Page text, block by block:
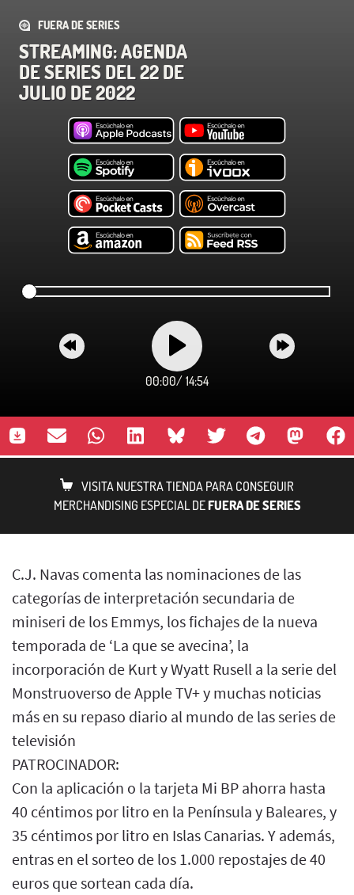
FUERA DE SERIES
STREAMING: AGENDA
DE SERIES DEL 22 DE
JULIO DE 2022
00:00/ 14:54
VISITA NUESTRA TIENDA PARA CONSEGUIR
MERCHANDISING ESPECIAL DEFUERA DE SERIES
C.J. Navas comenta las nominaciones de las
categorías de interpretación secundaria de
miniseri de los Emmys, los fichajes de la nueva
temporada de ‘La que se avecina’, la
incorporación de Kurt y Wyatt Rusell a la serie del
Monstruoverso de Apple TV+ y muchas noticias
más en su repaso diario al mundo de las series de
televisión
PATROCINADOR:
Con la aplicación o la tarjeta Mi BP ahorra hasta
40 céntimos por litro en la Península y Baleares, y
35 céntimos por litro en Islas Canarias. Y además,
entras en el sorteo de los 1.000 repostajes de 40
euros que sortean cada día.